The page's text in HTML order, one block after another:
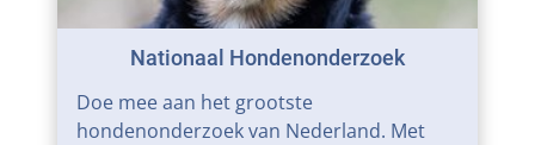
Nationaal Hondenonderzoek
Doe mee aan het grootste
hondenonderzoek van Nederland. Met